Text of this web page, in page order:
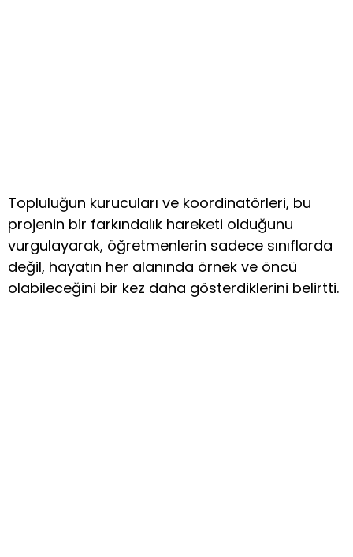
Topluluğun kurucuları ve koordinatörleri, bu
projenin bir farkındalık hareketi olduğunu
vurgulayarak, öğretmenlerin sadece sınıflarda
değil, hayatın her alanında örnek ve öncü
olabileceğini bir kez daha gösterdiklerini belirtti.